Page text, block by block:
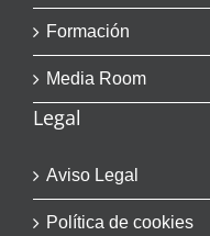
Formación
Media Room
Legal
Aviso Legal
Política de cookies